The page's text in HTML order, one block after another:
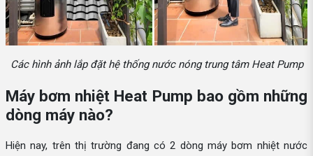
Các hình ảnh lắp đặt hệ thống nước nóng trung tâm Heat Pump
Máy bơm nhiệt Heat Pump bao gồm những
dòng máy nào?
Hiện nay, trên thị trường đang có 2 dòng máy bơm nhiệt nước